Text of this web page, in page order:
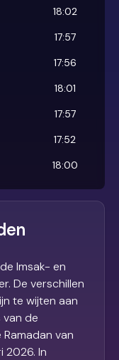
18:02
17:57
17:56
18:01
17:57
17:52
18:00
Imsak- en
De verschillen
te wijten aan
de
van
2026. In